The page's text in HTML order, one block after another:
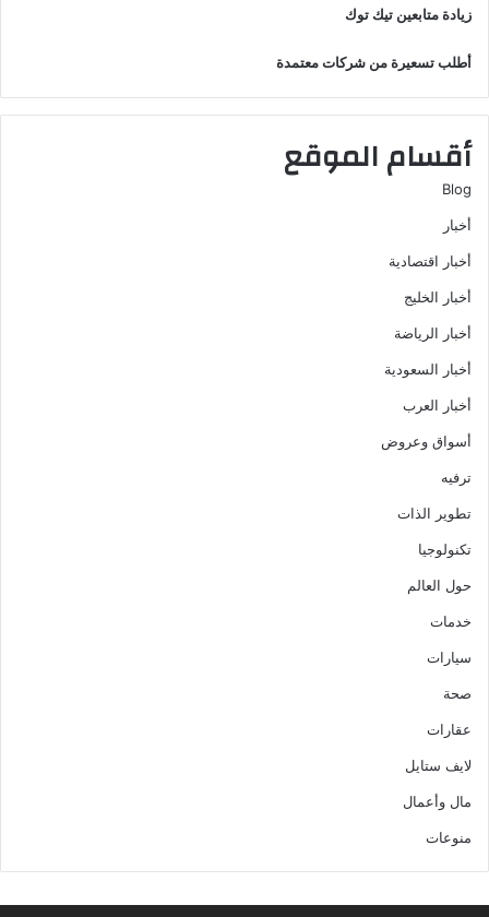
زيادة متابعين تيك توك
أطلب تسعيرة من شركات معتمدة
أقسام الموقع
Blog
أخبار
أخبار اقتصادية
أخبار الخليج
أخبار الرياضة
أخبار السعودية
أخبار العرب
أسواق وعروض
ترفيه
تطوير الذات
تكنولوجيا
حول العالم
خدمات
سيارات
صحة
عقارات
لايف ستايل
مال وأعمال
منوعات